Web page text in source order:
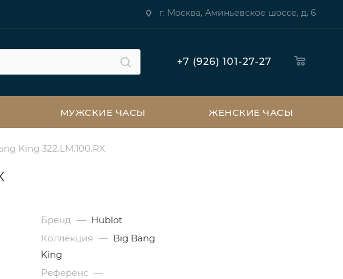
г. Москва, Аминьевское шоссе, д. 6
+7 (926) 101-27-27
МУЖСКИЕ ЧАСЫ ЖЕНСКИЕ ЧАСЫ
King 322.LM.100.RX
Бренд — Hublot
Коллекция — Big Bang
King
Референс —